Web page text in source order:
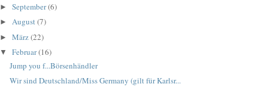
►September(6)
►August(7)
►März(22)
▼Februar(16)
Jump you f...Börsenhändler
Wir sind Deutschland/Miss Germany (gilt für Karlsr...